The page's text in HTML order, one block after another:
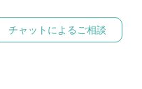
チャットによるご相談